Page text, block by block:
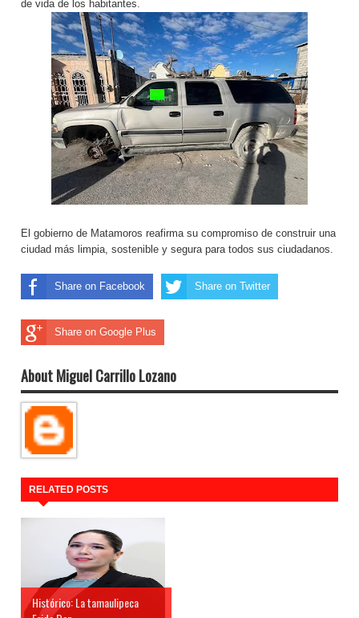
de vida de los habitantes.
El gobierno de Matamoros reafirma su compromiso de construir una
ciudad más limpia, sostenible y segura para todos sus ciudadanos.
Share on Facebook Share on Twitter
Share on Google Plus
About Miguel Carrillo Lozano
RELATED POSTS
Histórico: La tamaulipeca